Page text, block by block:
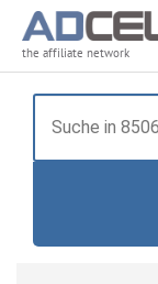
the affiliate network